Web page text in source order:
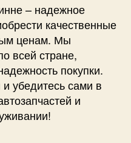
– надежное
качественные
ценам. Мы
всей стране,
покупки.
убедитесь сами в
и